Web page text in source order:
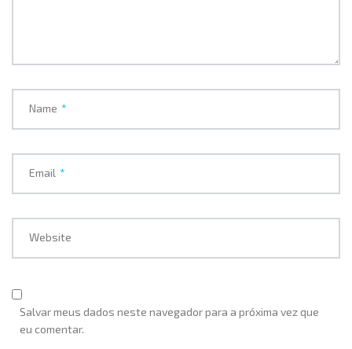
Name *
Email *
Website
Salvar meus dados neste navegador para a próxima vez que
eu comentar.